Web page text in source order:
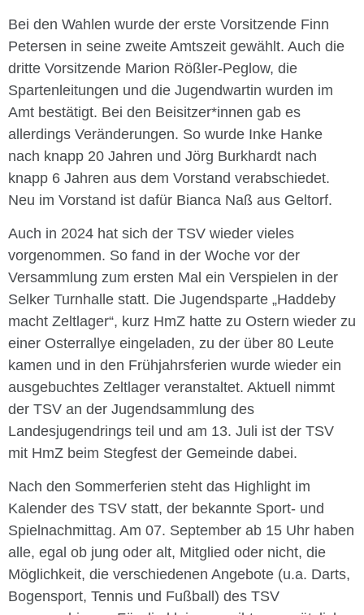
Bei den Wahlen wurde der erste Vorsitzende Finn
Petersen in seine zweite Amtszeit gewählt. Auch die
dritte Vorsitzende Marion Rößler-Peglow, die
Spartenleitungen und die Jugendwartin wurden im
Amt bestätigt. Bei den Beisitzer*innen gab es
allerdings Veränderungen. So wurde Inke Hanke
nach knapp 20 Jahren und Jörg Burkhardt nach
knapp 6 Jahren aus dem Vorstand verabschiedet.
Neu im Vorstand ist dafür Bianca Naß aus Geltorf.
Auch in 2024 hat sich der TSV wieder vieles
vorgenommen. So fand in der Woche vor der
Versammlung zum ersten Mal ein Verspielen in der
Selker Turnhalle statt. Die Jugendsparte „Haddeby
macht Zeltlager“, kurz HmZ hatte zu Ostern wieder zu
einer Osterrallye eingeladen, zu der über 80 Leute
kamen und in den Frühjahrsferien wurde wieder ein
ausgebuchtes Zeltlager veranstaltet. Aktuell nimmt
der TSV an der Jugendsammlung des
Landesjugendrings teil und am 13. Juli ist der TSV
mit HmZ beim Stegfest der Gemeinde dabei.
Nach den Sommerferien steht das Highlight im
Kalender des TSV statt, der bekannte Sport- und
Spielnachmittag. Am 07. September ab 15 Uhr haben
alle, egal ob jung oder alt, Mitglied oder nicht, die
Möglichkeit, die verschiedenen Angebote (u.a. Darts,
Bogensport, Tennis und Fußball) des TSV